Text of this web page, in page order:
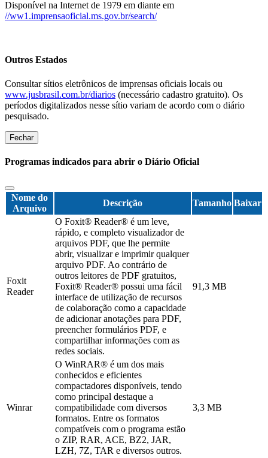
Disponível na Internet de 1979 em diante em
//ww1.imprensaoficial.ms.gov.br/search/
Outros Estados
Consultar sítios eletrônicos de imprensas oficiais locais ou
www.jusbrasil.com.br/diarios (necessário cadastro gratuito). Os
períodos digitalizados nesse sítio variam de acordo com o diário
pesquisado.
Fechar
Programas indicados para abrir o Diário Oficial
Nome do
Arquivo
Descrição Tamanho Baixar
Foxit
Reader
O Foxit® Reader® é um leve,
rápido, e completo visualizador de
arquivos PDF, que lhe permite
abrir, visualizar e imprimir qualquer
arquivo PDF. Ao contrário de
outros leitores de PDF gratuitos,
Foxit® Reader® possui uma fácil
interface de utilização de recursos
de colaboração como a capacidade
de adicionar anotações para PDF,
preencher formulários PDF, e
compartilhar informações com as
redes sociais.
91,3 MB
Winrar
O WinRAR® é um dos mais
conhecidos e eficientes
compactadores disponíveis, tendo
como principal destaque a
compatibilidade com diversos
formatos. Entre os formatos
compatíveis com o programa estão
o ZIP, RAR, ACE, BZ2, JAR,
LZH, 7Z, TAR e diversos outros.
3,3 MB